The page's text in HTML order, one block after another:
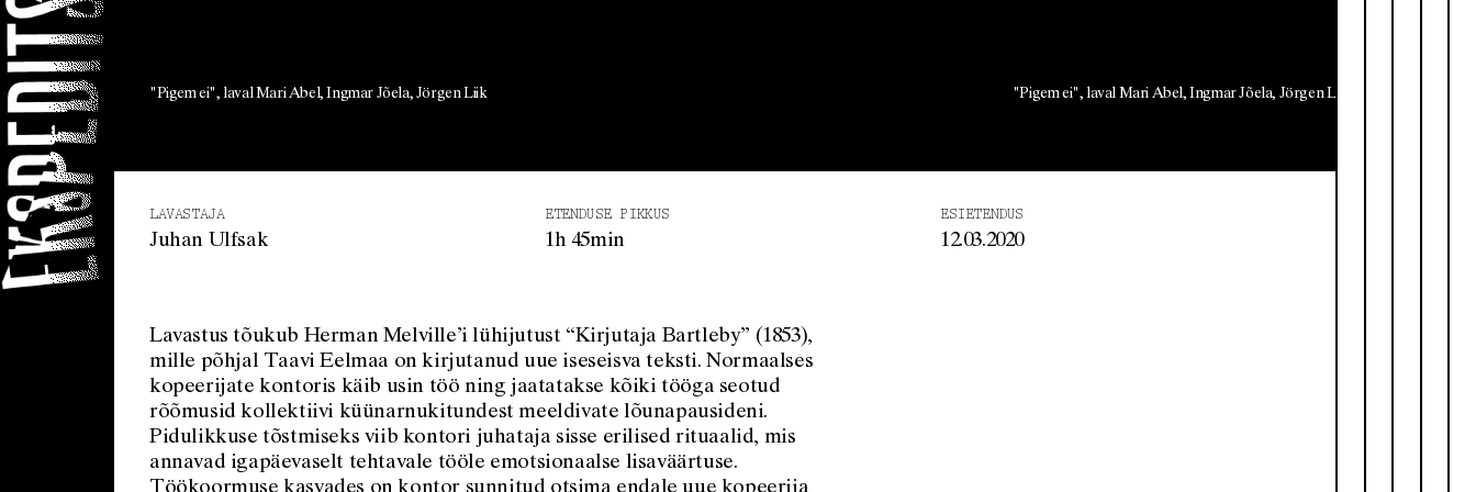
"Pigem ei", laval Mari Abel, Ingmar Jõela, Jörgen Liik "Pigem ei", laval Mari Abel, Ingmar Jõela, Jörgen Liik, Marika Vaarik
LAVASTAJA
Juhan Ulfsak
ETENDUSE PIKKUS
1h 45min
ESIETENDUS
12.03.2020
Lavastus tõukub Herman Melville’i lühijutust “Kirjutaja Bartleby” (1853),
mille põhjal Taavi Eelmaa on kirjutanud uue iseseisva teksti. Normaalses
kopeerijate kontoris käib usin töö ning jaatatakse kõiki tööga seotud
rõõmusid kollektiivi küünarnukitundest meeldivate lõunapausideni.
Pidulikkuse tõstmiseks viib kontori juhataja sisse erilised rituaalid, mis
annavad igapäevaselt tehtavale tööle emotsionaalse lisaväärtuse.
Töökoormuse kasvades on kontor sunnitud otsima endale uue kopeerija